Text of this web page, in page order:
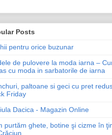
Posts
pentru orice buzunar
de pulovere la moda iarna –
cu moda in sarbatorile de iarna
paltoane si geci cu pret
Friday
Dacica - Magazin Online
purtăm ghete, botine şi cizme în